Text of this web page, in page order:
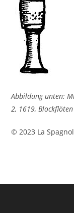
Abbildung unten:
2, 1619,
© 2023 La